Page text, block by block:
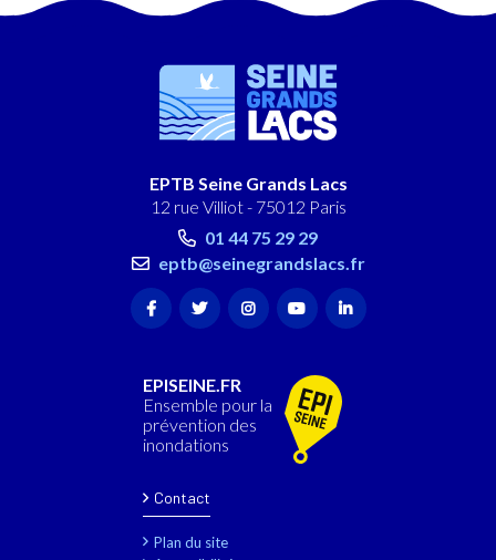
EPTB Seine Grands Lacs
12 rue Villiot - 75012 Paris
01 44 75 29 29
eptb@seinegrandslacs.fr
EPISEINE.FR
Ensemble pour la
prévention des
inondations
Contact
Plan du site